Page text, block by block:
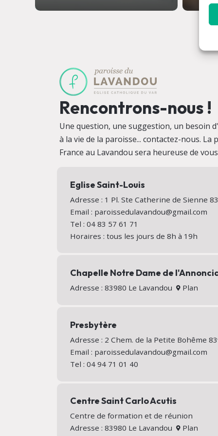
Rencontrons-nous !
Une question, une suggestion, un besoin
à la vie de la paroisse... contactez-nous. La
France au Lavandou sera heureuse de
Eglise Saint-Louis
Adresse : 1 Pl. Ste Catherine de Sienne
Email : paroissedulavandou@gmail.com
Tel : 04 83 57 61 71
Horaires : tous les jours de 8h à 19h
Chapelle Notre Dame de
Adresse : 83980 Le Lavandou Plan
Presbytère
Adresse : 2 Chem. de la Petite Bohême
Email : paroissedulavandou@gmail.com
Tel : 04 94 71 01 40
Centre Saint Carlo Acutis
Centre de formation et de réunion
Adresse : 83980 Le Lavandou
Plan